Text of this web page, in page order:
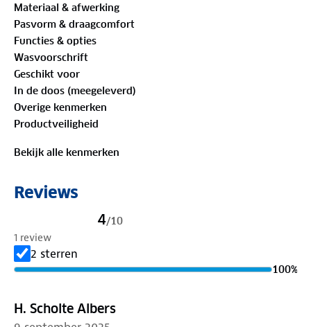
extra bescherming bieden tegen vocht. Praktisch in
gebruik zijn de steekzakken en de binnenzak met
rits, zodat je persoonlijke spullen veilig opgeborgen
blijven. De vaste capuchon beschermt tegen wind
en regen en de verstelbare manchetten met
klittenbandsluiting zorgen voor een goede afsluiting
en een comfortabele pasvorm.
De Travelin’ Sverre is PFAS-vrij en combineert
en actieve momenten buiten.
Materiaal & afwerking
Pasvorm & draagcomfort
Functies & opties
Wasvoorschrift
Geschikt voor
In de doos (meegeleverd)
Overige kenmerken
Productveiligheid
Bekijk alle kenmerken
Reviews
4/10
1 review
2 sterren
100%
H. Scholte Albers